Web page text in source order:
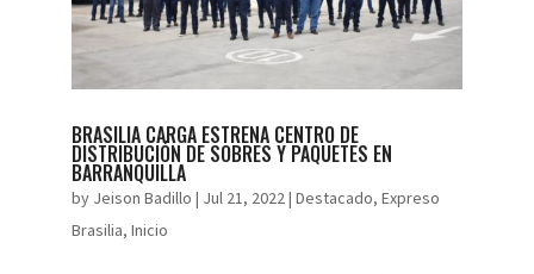
BRASILIA CARGA ESTRENA CENTRO DE
DISTRIBUCIÓN DE SOBRES Y PAQUETES EN
BARRANQUILLA
by Jeison Badillo | Jul 21, 2022| Destacado, Expreso
Brasilia, Inicio